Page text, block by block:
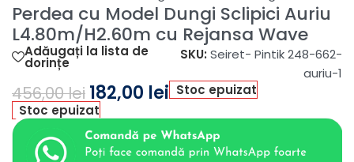
Perdea cu Model Dungi Sclipici Auriu
L4.80m/H2.60m cu Rejansa Wave
Adăugați la lista de
dorințe
SKU: Seiret- Pintik 248-662-
auriu-1
456,00lei 182,00 lei Stoc epuizat
Stoc epuizat